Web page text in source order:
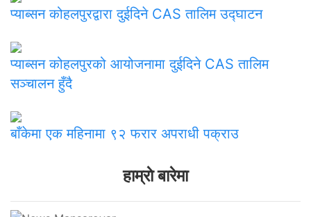
प्याब्सन कोहलपुरद्वारा दुईदिने CAS तालिम उद्घाटन
प्याब्सन कोहलपुरको आयोजनामा दुईदिने CAS तालिम
सञ्चालन हुँदै
बाँकेमा एक महिनामा ९२ फरार अपराधी पक्राउ
हाम्राे बारेमा